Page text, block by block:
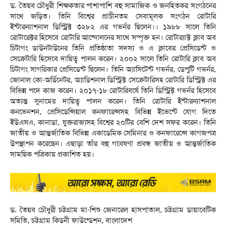
ড. তৈয়ব চৌধুরী শিক্ষকতার পাশাপাশি বহু সামাজিক ও জনহিতকর সংগঠনের
সাথে জড়িত। তিনি বিশ্বের প্রাচীনতম সেবামূলক সংগঠন রোটারি
ইন্টারন্যাশনাল ডিস্ট্রিক্ট ৩২৮২ এর গভর্নর ছিলেন।। ১৯৮৮ সালে তিনি
রোটারেক্টর হিসেবে রোটারি আন্দোলনের সাথে সম্পৃক্ত হন। রোটার‍্যাক্ট ক্লাব অব
চিটাগং ডাউনটাউনের তিনি প্রতিষ্ঠাতা সদস্য ও এ ক্লাবের প্রেসিডেন্ট ও
সেক্রেটারি হিসেবে দায়িত্ব পালন করেন। ২০০২ সালে তিনি রোটারি ক্লাব অব
চিটাগং সাগরিকার প্রেসিডেন্ট ছিলেন। তিনি অ্যাসিটেন্ট গভর্নর, ডেপুটি গভর্নর,
জোনাল কো-অর্ডিনেটর, অ্যাডিশনাল ডিস্ট্রিক্ট সেক্রেটারিসহ রোটারি ডিস্ট্রিক্ট এর
বিভিন্ন পদে কাজ করেন। ২০১৭-১৮ রোটারিবর্ষে তিনি ডিস্ট্রিক্ট গভর্নর হিসেবে
অত্যন্ত সুনামের দায়িত্ব পালন করেন। তিনি রোটারি ইন্টারন্যাশনাল
কনভেনশন, প্রেসিডেন্সিয়াল কনফারেন্সসহ বিভিন্ন ইভেন্টে যোগ দিতে
ইউএসএ, কানাডা, যুক্তরাজ্যসহ বিশ্বের ২০টির বেশি দেশ সফর করেন। তিনি
জাতীয় ও আন্তর্জাতিক বিভিন্ন একাডেমিক সেমিনার ও কনফারেন্সে কাগজপত্র
উপস্থাপন করেছেন। এছাড়া তাঁর বহু গবেষণা প্রবন্ধ জাতীয় ও আন্তর্জাতিক
সাময়িক পত্রিকায় প্রকাশিত হয়।
ড. তৈয়ব চৌধুরী চট্টগ্রাম মা-শিশু জেনারেল হাসপাতাল, চট্টগ্রাম ডায়াবেটিক
সমিতি, চট্টগ্রাম কিডনী ফাউন্ডেশন, বাংলাদেশ